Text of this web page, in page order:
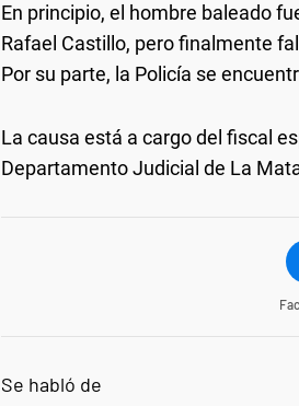
En principio, el hombre baleado
Rafael Castillo, pero finalmente
Por su parte, la Policía se
La causa está a cargo del fiscal
Departamento Judicial de La
Se habló de